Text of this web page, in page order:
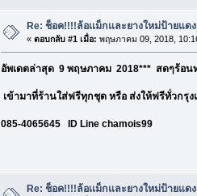
Re: ช็อค!!!!ล้อเเม็กและยางใหม่ป้ายแด
«ตอบกลับ #1 เมื่อ: พฤษภาคม 09, 2018,
อัพเดตล่าสุด 9 พฤษภาคม 2018*** สดๆร้อน
เข้ามาที่ร้านใส่ฟรีทุกชุด หรือ ส่งให้ฟรีทั่วกรุ
085-4065645 ID Line chamois99
Re: ช็อค!!!!ล้อเเม็กและยางใหม่ป้ายแด